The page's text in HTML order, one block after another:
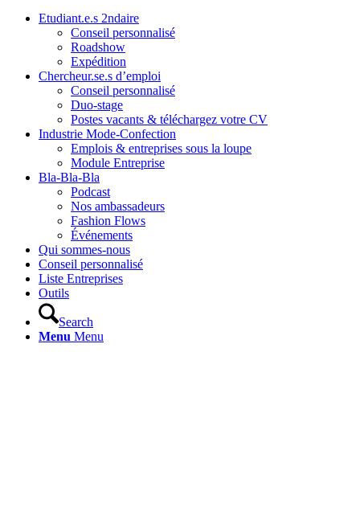
Etudiant.e.s 2ndaire
Conseil personnalisé
Roadshow
Expédition
Chercheur.se.s d’emploi
Conseil personnalisé
Duo-stage
Postes vacants & téléchargez votre CV
Industrie Mode-Confection
Emplois & entreprises sous la loupe
Module Entreprise
Bla-Bla-Bla
Podcast
Nos ambassadeurs
Fashion Flows
Événements
Qui sommes-nous
Conseil personnalisé
Liste Entreprises
Outils
Search
Menu Menu